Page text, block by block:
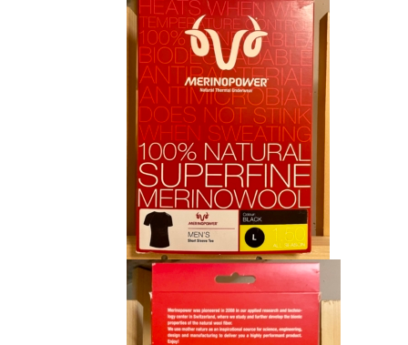
était :
CHF 85.00.
est :
CHF 59.00.